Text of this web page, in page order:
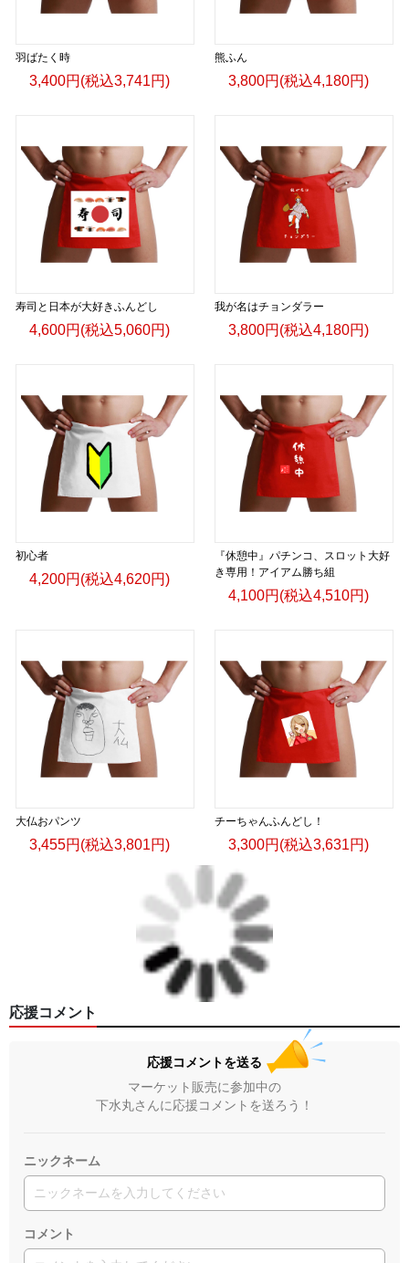
羽ばたく時
3,400円(税込3,741円)
熊ふん
3,800円(税込4,180円)
寿司と日本が大好きふんどし
4,600円(税込5,060円)
我が名はチョンダラー
3,800円(税込4,180円)
初心者
4,200円(税込4,620円)
『休憩中』パチンコ、スロット大好
き専用！アイアム勝ち組
4,100円(税込4,510円)
大仏おパンツ
3,455円(税込3,801円)
チーちゃんふんどし！
3,300円(税込3,631円)
応援コメント
応援コメントを送る
マーケット販売に参加中の
下水丸さんに応援コメントを送ろう！
ニックネーム
コメント